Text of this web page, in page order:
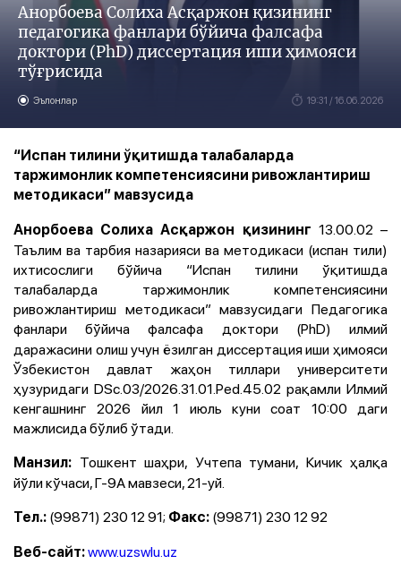
Анорбоева Солиха Асқаржон қизининг
педагогика фанлари бўйича фалсафа
доктори (PhD) диссертация иши ҳимояси
тўғрисида
Эълонлар 19:31 / 16.06.2026
“Испан тилини ўқитишда талабаларда
таржимонлик компетенсиясини ривожлантириш
методикаси” мавзусида
Анорбоева Солиха Асқаржон қизининг 13.00.02 –
Таълим ва тарбия назарияси ва методикаси (испан тили)
ихтисослиги бўйича “Испан тилини ўқитишда
талабаларда таржимонлик компетенсиясини
ривожлантириш методикаси” мавзусидаги Педагогика
фанлари бўйича фалсафа доктори (PhD)
илмий
даражасини олиш учун ёзилган диссертация иши ҳимояси
Ўзбекистон давлат жаҳон тиллари университети
ҳузуридаги DSc.03/2026.31.01.Ped.45.02 рақамли Илмий
кенгашнинг 2026 йил 1 июль куни соат 10:00 даги
мажлисида бўлиб ўтади.
Манзил: Тошкент шаҳри, Учтепа тумани, Кичик ҳалқа
йўли кўчаси, Г-9А мавзеси, 21-уй.
Тел.: (99871) 230 12 91; Факс: (99871) 230 12 92
Веб-сайт:www.uzswlu.uz